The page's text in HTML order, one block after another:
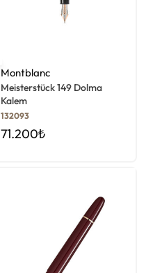
Montblanc
Meisterstück 149 Dolma
Kalem
132093
71.200₺